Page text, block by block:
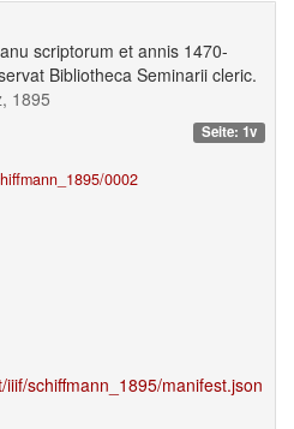
scriptorum et annis 1470-
Bibliotheca Seminarii cleric.
1895
Seite: 1v
0002
schiffmann_1895/manifest.json